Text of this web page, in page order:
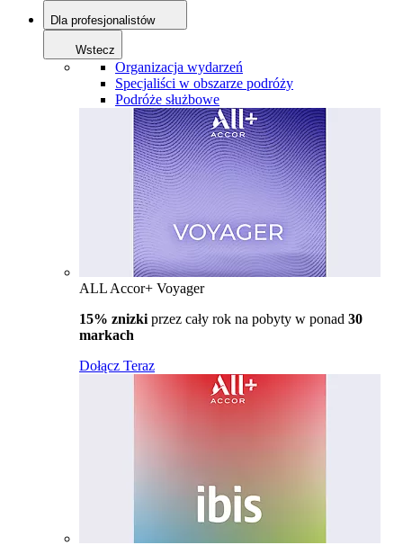
Dla profesjonalistów
Wstecz
Organizacja wydarzeń
Specjaliści w obszarze podróży
Podróże służbowe
ALL Accor+ Voyager
15% znizki przez cały rok na pobyty w ponad 30
markach
Dołącz Teraz